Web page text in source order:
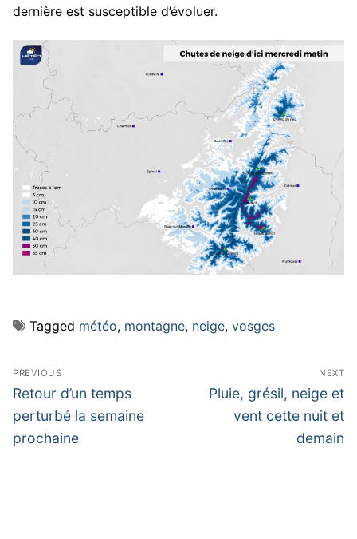
dernière est susceptible d’évoluer.
Tagged météo, montagne, neige, vosges
Navigation
de
l’article
PREVIOUS
Previous
post:
Retour d’un temps
perturbé la semaine
prochaine
NEXT
Next
post:
Pluie, grésil, neige et
vent cette nuit et
demain